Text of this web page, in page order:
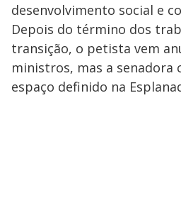
desenvolvimento social e
Depois do término dos
transição, o petista vem
ministros, mas a senadora
espaço definido na